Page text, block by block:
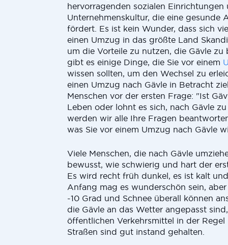
hervorragenden sozialen Einrichtungen
Unternehmenskultur, die eine gesunde
fördert. Es ist kein Wunder, dass sich
einen Umzug in das größte Land
um die Vorteile zu nutzen, die Gävle zu
gibt es einige Dinge, die Sie vor einem
wissen sollten, um den Wechsel zu
einen Umzug nach Gävle in Betracht
Menschen vor der ersten Frage: "Ist
Leben oder lohnt es sich, nach Gävle
werden wir alle Ihre Fragen
was Sie vor einem Umzug nach Gävle
Viele Menschen, die nach Gävle
bewusst, wie schwierig und hart der
Es wird recht früh dunkel, es ist kalt
Anfang mag es wunderschön sein,
-10 Grad und Schnee überall können
die Gävle an das Wetter angepasst
öffentlichen Verkehrsmittel in der
Straßen sind gut instand gehalten.